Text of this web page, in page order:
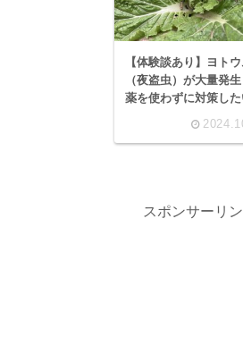
【体験談あり】ヨト
（夜盗虫）が大量発
薬を使わずに対策した
スポンサーリ